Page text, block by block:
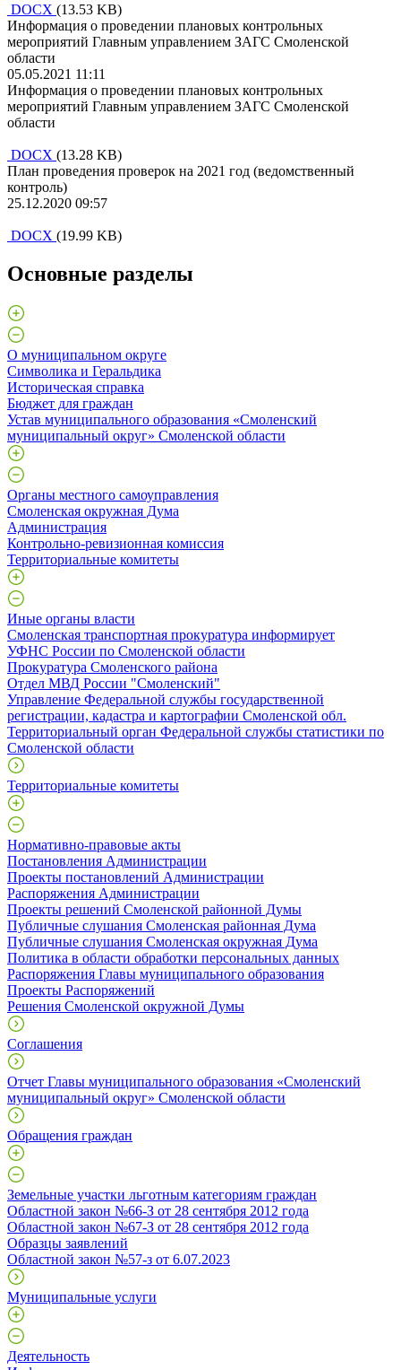
DOCX (13.53 KB)
Информация о проведении плановых контрольных
мероприятий Главным управлением ЗАГС Смоленской
области
05.05.2021 11:11
Информация о проведении плановых контрольных
мероприятий Главным управлением ЗАГС Смоленской
области
DOCX (13.28 KB)
План проведения проверок на 2021 год (ведомственный
контроль)
25.12.2020 09:57
DOCX (19.99 KB)
Основные разделы
О муниципальном округе
Символика и Геральдика
Историческая справка
Бюджет для граждан
Устав муниципального образования «Смоленский
муниципальный округ» Смоленской области
Органы местного самоуправления
Смоленская окружная Дума
Администрация
Контрольно-ревизионная комиссия
Территориальные комитеты
Иные органы власти
Смоленская транспортная прокуратура информирует
УФНС России по Смоленской области
Прокуратура Смоленского района
Отдел МВД России "Смоленский"
Управление Федеральной службы государственной
регистрации, кадастра и картографии Смоленской обл.
Территориальный орган Федеральной службы статистики по
Смоленской области
Территориальные комитеты
Нормативно-правовые акты
Постановления Администрации
Проекты постановлений Администрации
Распоряжения Администрации
Проекты решений Смоленской районной Думы
Публичные слушания Смоленская районная Дума
Публичные слушания Смоленская окружная Дума
Политика в области обработки персональных данных
Распоряжения Главы муниципального образования
Проекты Распоряжений
Решения Смоленской окружной Думы
Соглашения
Отчет Главы муниципального образования «Смоленский
муниципальный округ» Смоленской области
Обращения граждан
Земельные участки льготным категориям граждан
Областной закон №66-З от 28 сентября 2012 года
Областной закон №67-З от 28 сентября 2012 года
Образцы заявлений
Областной закон №57-з от 6.07.2023
Муниципальные услуги
Деятельность